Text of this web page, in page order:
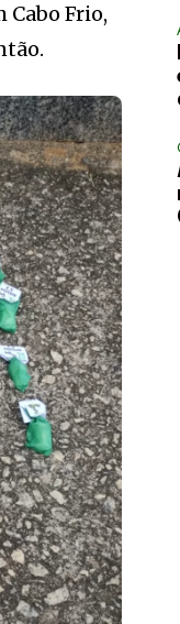
Cabo Frio,